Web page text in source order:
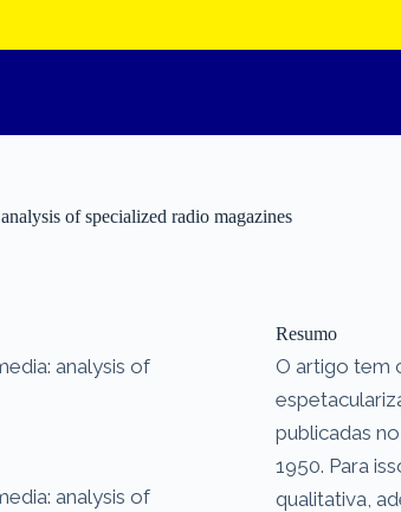
of specialized radio magazines
analysis of
analysis of
Resumo
O artigo tem
publicadas
1950. Para
qualitativa,